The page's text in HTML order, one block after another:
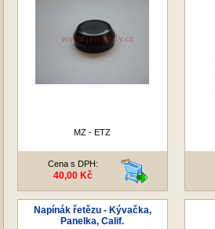
MZ - ETZ
Cena s DPH:
40,00 Kč
Napínák řetězu - Kývačka,
Panelka, Calif.